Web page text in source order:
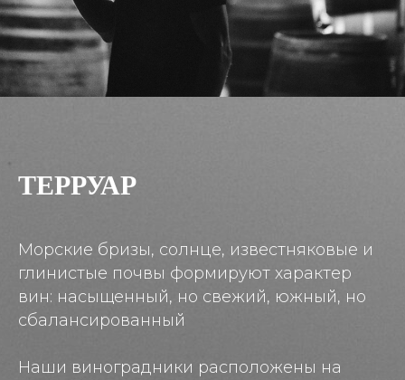
ТЕРРУАР
Морские бризы, солнце, известняковые и
глинистые почвы формируют характер
вин: насыщенный, но свежий, южный, но
сбалансированный
Наши виноградники расположены на